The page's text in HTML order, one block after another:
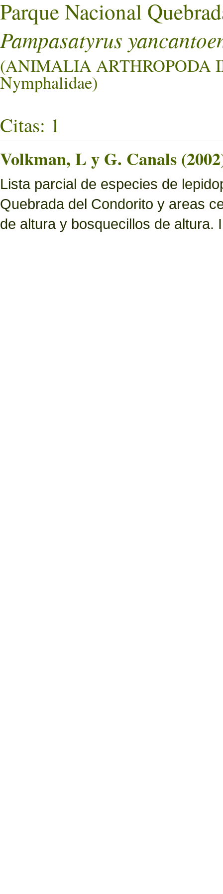
Parque Nacional
Pampasatyrus
(ANIMALIA ARTHROPODA
Nymphalidae)
Citas: 1
Volkman, L y G. Canals
Lista parcial de especies de
Quebrada del Condorito y areas
de altura y bosquecillos de altura.